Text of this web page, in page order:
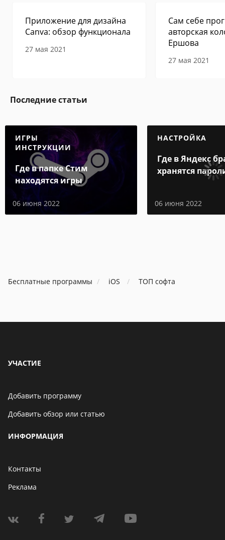
Приложение для дизайна
Canva: обзор функционала
27 мая 2021
Сам себе
авторская
Ершова
27 мая 2021
Последние статьи
ИГРЫ
ИНСТРУКЦИИ
Где в папке Стим
находятся игры
06 июня 2022
НАСТРОЙКА
Где в Яндекс
хранятся
06 июня 2022
Бесплатные программы iOS ТОП софта
УЧАСТИЕ
Добавить программу
Добавить обзор или статью
ИНФОРМАЦИЯ
Контакты
Реклама